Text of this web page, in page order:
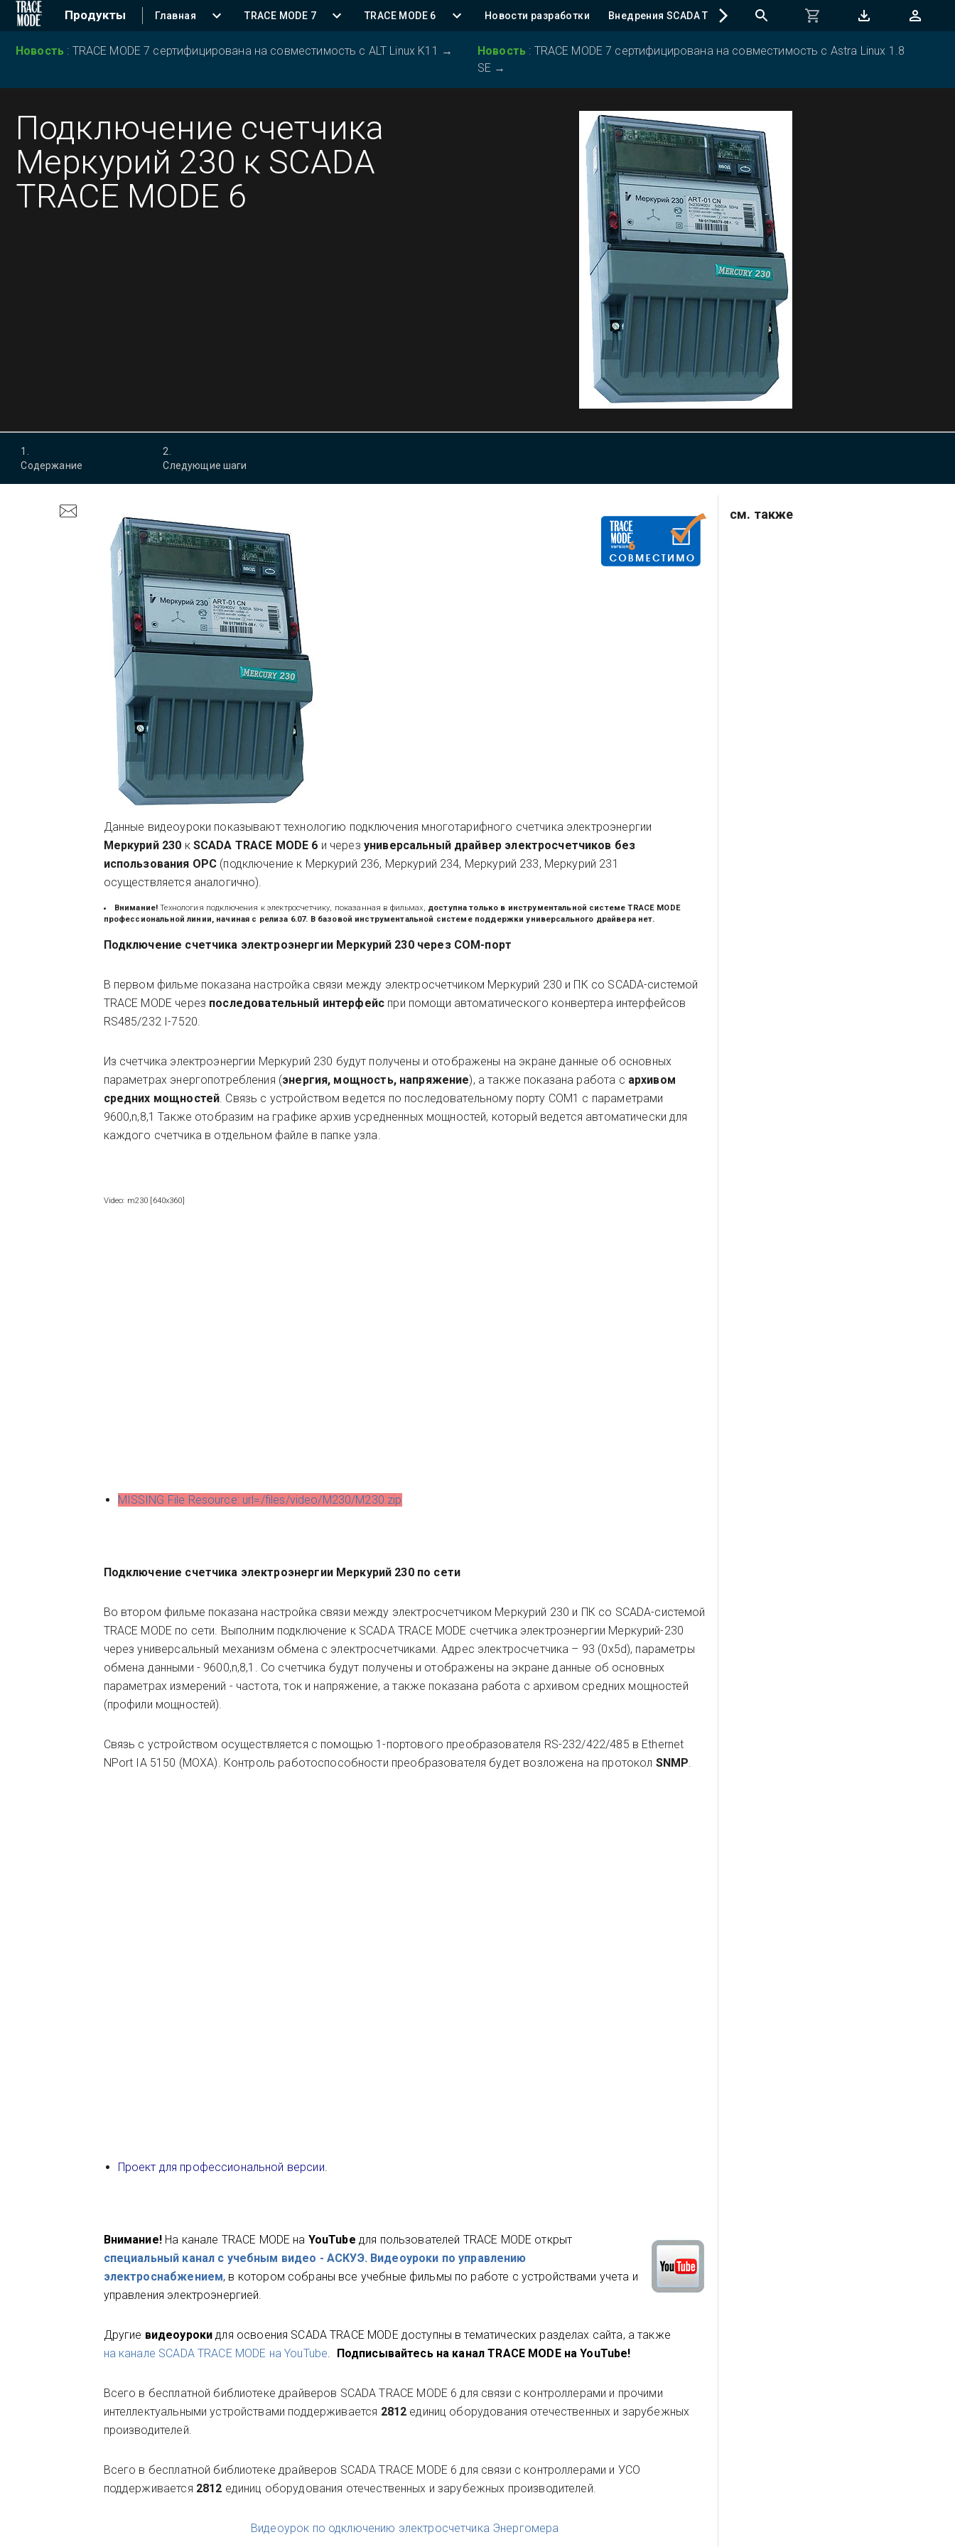
Продукты Главная TRACE MODE 7 TRACE MODE 6 Новости разработки Внедрения SCADA TRACE MODE Регистрация программ
Новость : TRACE MODE 7 сертифицирована на совместимость с ALT Linux K11 → Новость : TRACE MODE 7 сертифицирована на совместимость с Astra Linux 1.8
SE →
Подключение счетчика
Меркурий 230 к SCADA
TRACE MODE 6
1
Содержание
2
Следующие шаги
Данные видеоуроки показывают технологию подключения многотарифного счетчика электроэнергии
Меркурий 230 к SCADA TRACE MODE 6 и через универсальный драйвер электросчетчиков без
использования ОРС (подключение к Меркурий 236, Меркурий 234, Меркурий 233, Меркурий 231
осуществляется аналогично).
Внимание!Технология подключения к электросчетчику, показанная в фильмах, доступна только в инструментальной системе TRACE MODE
профессиональной линии, начиная с релиза 6.07. В базовой инструментальной системе поддержки универсального драйвера нет.
Подключение счетчика электроэнергии Меркурий 230 через COM-порт
В первом фильме показана настройка связи между электросчетчиком Меркурий 230 и ПК со SCADA-системой
TRACE MODE через последовательный интерфейс при помощи автоматического конвертера интерфейсов
RS485/232 I-7520.
Из счетчика электроэнергии Меркурий 230 будут получены и отображены на экране данные об основных
параметрах энергопотребления (энергия, мощность, напряжение), а также показана работа с архивом
средних мощностей. Связь с устройством ведется по последовательному порту COM1 с параметрами
9600,n,8,1 Также отобразим на графике архив усредненных мощностей, который ведется автоматически для
каждого счетчика в отдельном файле в папке узла.
Video: m230 [640x360]
MISSING File Resource: url=/files/video/M230/M230.zip
Подключение счетчика электроэнергии Меркурий 230 по сети
Во втором фильме показана настройка связи между электросчетчиком Меркурий 230 и ПК со SCADA-системой
TRACE MODE по сети. Выполним подключение к SCADA TRACE MODE счетчика электроэнергии Меркурий-230
через универсальный механизм обмена с электросчетчиками. Адрес электросчетчика – 93 (0х5d), параметры
обмена данными - 9600,n,8,1. Со счетчика будут получены и отображены на экране данные об основных
параметрах измерений - частота, ток и напряжение, а также показана работа с архивом средних мощностей
(профили мощностей).
Связь с устройством осуществляется с помощью 1-портового преобразователя RS-232/422/485 в Ethernet
NPort IA 5150 (MOXA). Контроль работоспособности преобразователя будет возложена на протокол SNMP.
Проект для профессиональной версии.
Внимание! На канале TRACE MODE на YouTube для пользователей TRACE MODE открыт
специальный канал с учебным видео - АСКУЭ. Видеоуроки по управлению
электроснабжением, в котором собраны все учебные фильмы по работе с устройствами учета и
управления электроэнергией.
Другие видеоурокидля освоения SCADA TRACE MODE доступны в тематических разделах сайта, а также
на канале SCADA TRACE MODE на YouTube. Подписывайтесь на канал TRACE MODE на YouTube!
Всего в бесплатной библиотеке драйверов SCADA TRACE MODE 6 для связи с контроллерами и прочими
интеллектуальными устройствами поддерживается 2812 единиц оборудования отечественных и зарубежных
производителей.
Всего в бесплатной библиотеке драйверов SCADA TRACE MODE 6 для связи с контроллерами и УСО
поддерживается 2812 единиц оборудования отечественных и зарубежных производителей.
Видеоурок по одключению электросчетчика Энергомера
см. также